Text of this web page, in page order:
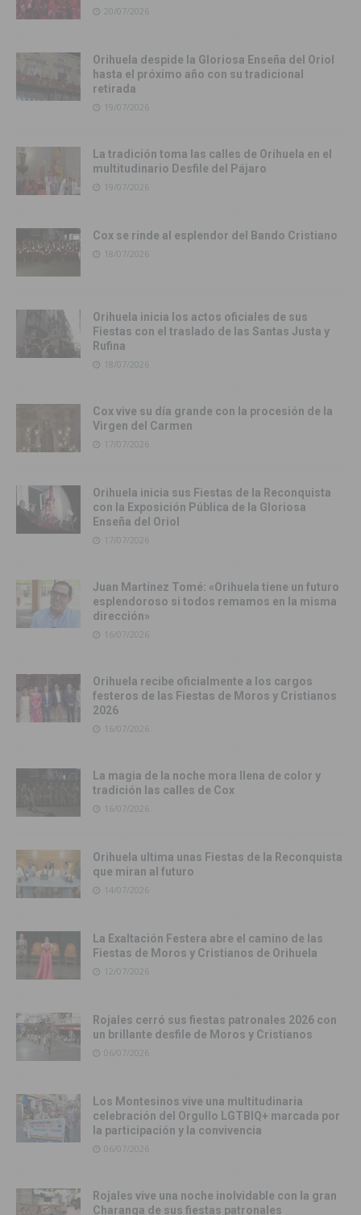
20/07/2026
Orihuela despide la Gloriosa Enseña del Oriol
hasta el próximo año con su tradicional
retirada
19/07/2026
La tradición toma las calles de Orihuela en el
multitudinario Desfile del Pájaro
19/07/2026
Cox se rinde al esplendor del Bando Cristiano
18/07/2026
Orihuela inicia los actos oficiales de sus
Fiestas con el traslado de las Santas Justa y
Rufina
18/07/2026
Cox vive su día grande con la procesión de la
Virgen del Carmen
17/07/2026
Orihuela inicia sus Fiestas de la Reconquista
con la Exposición Pública de la Gloriosa
Enseña del Oriol
17/07/2026
Juan Martínez Tomé: «Orihuela tiene un futuro
esplendoroso si todos remamos en la misma
dirección»
16/07/2026
Orihuela recibe oficialmente a los cargos
festeros de las Fiestas de Moros y Cristianos
2026
16/07/2026
La magia de la noche mora llena de color y
tradición las calles de Cox
16/07/2026
Orihuela ultima unas Fiestas de la Reconquista
que miran al futuro
14/07/2026
La Exaltación Festera abre el camino de las
Fiestas de Moros y Cristianos de Orihuela
12/07/2026
Rojales cerró sus fiestas patronales 2026 con
un brillante desfile de Moros y Cristianos
06/07/2026
Los Montesinos vive una multitudinaria
celebración del Orgullo LGTBIQ+ marcada por
la participación y la convivencia
06/07/2026
Rojales vive una noche inolvidable con la gran
Charanga de sus fiestas patronales